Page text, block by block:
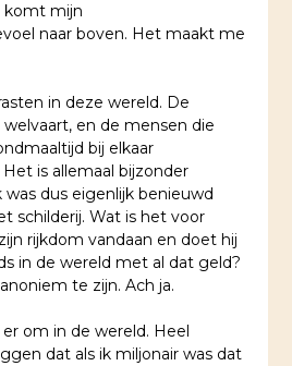
komt mijn
naar boven. Het maakt me
in deze wereld. De
en de mensen die
bij elkaar
is allemaal bijzonder
was dus eigenlijk benieuwd
schilderij. Wat is het voor
rijkdom vandaan en doet hij
in de wereld met al dat geld?
te zijn. Ach ja.
om in de wereld. Heel
dat als ik miljonair was dat